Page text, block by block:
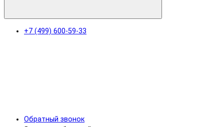
+7 (499) 600-59-33
Обратный звонок